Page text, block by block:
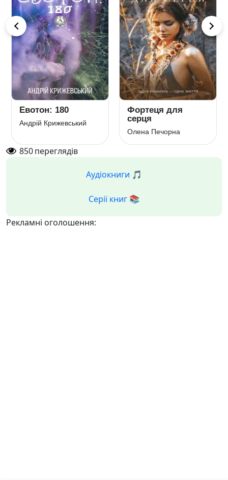
Евотон: 180
Андрій Крижевський
Фортеця для
серця
Олена Печорна
850переглядів
Аудіокниги 🎵
Серії книг 📚
Рекламні оголошення: